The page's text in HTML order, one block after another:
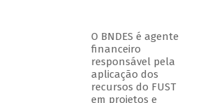
O BNDES é agente
financeiro
responsável pela
aplicação dos
recursos do FUST
em projetos e